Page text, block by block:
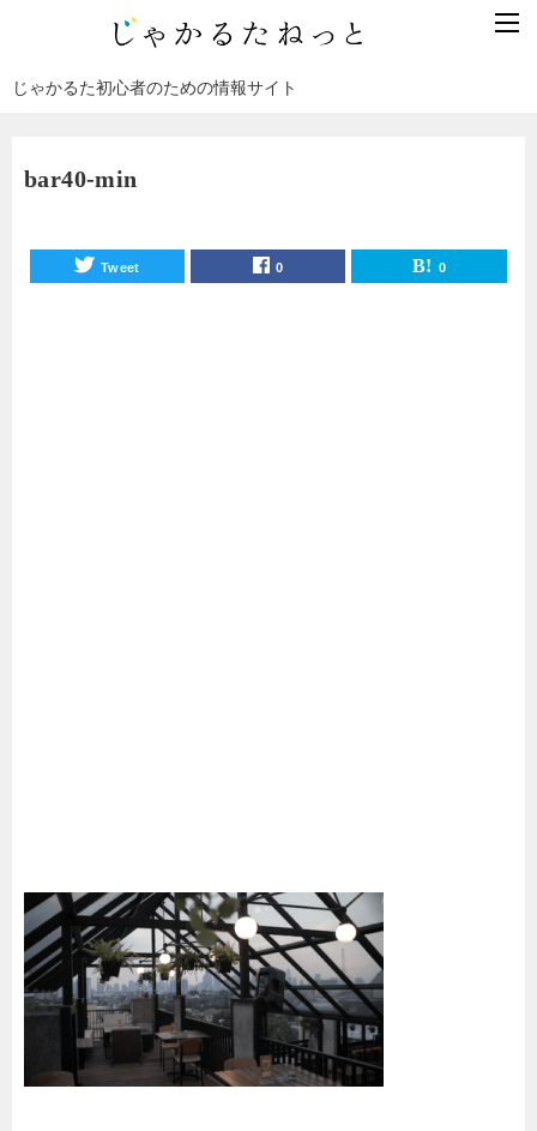
じゃかるた初心者のための情報サイト
bar40-min
Tweet 0 0